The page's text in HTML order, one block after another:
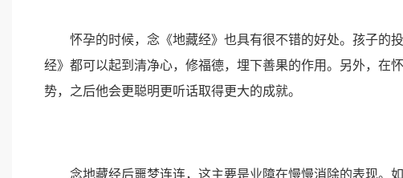
怀孕的时候，念《地藏经》也具有很不错的好处。孩子的
经》都可以起到清净心，修福德，埋下善果的作用。另外，在
势，之后他会更聪明更听话取得更大的成就。
念地藏经后噩梦连连，这主要是业障在慢慢消除的表现。